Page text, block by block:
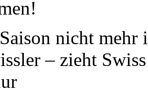
nicht mehr
– zieht